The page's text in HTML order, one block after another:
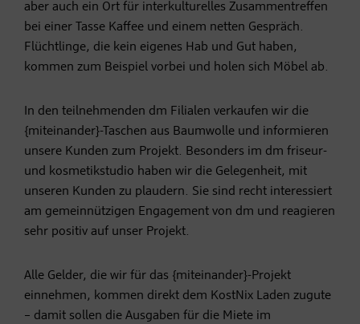
aber auch ein Ort für interkulturelles Zusammentreffen
bei einer Tasse Kaffee und einem netten Gespräch.
Flüchtlinge, die kein eigenes Hab und Gut haben,
kommen zum Beispiel vorbei und holen sich Möbel ab.
In den teilnehmenden dm Filialen verkaufen wir die
{miteinander}-Taschen aus Baumwolle und informieren
unsere Kunden zum Projekt. Besonders im dm friseur-
und kosmetikstudio haben wir die Gelegenheit, mit
unseren Kunden zu plaudern. Sie sind recht interessiert
am gemeinnützigen Engagement von dm und reagieren
sehr positiv auf unser Projekt.
Alle Gelder, die wir für das {miteinander}-Projekt
einnehmen, kommen direkt dem KostNix Laden zugute
– damit sollen die Ausgaben für die Miete im